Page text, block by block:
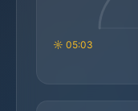
☼ 05:03